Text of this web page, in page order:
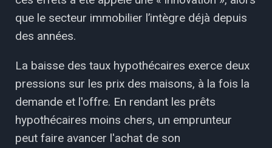
que le secteur immobilier l’intègre déjà depuis
des années.
La baisse des taux hypothécaires exerce deux
pressions sur les prix des maisons, à la fois la
demande et l'offre. En rendant les prêts
hypothécaires moins chers, un emprunteur
peut faire avancer l'achat de son